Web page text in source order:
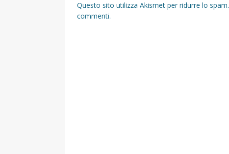
Questo sito utilizza Akismet per ridurre lo spam.
commenti.